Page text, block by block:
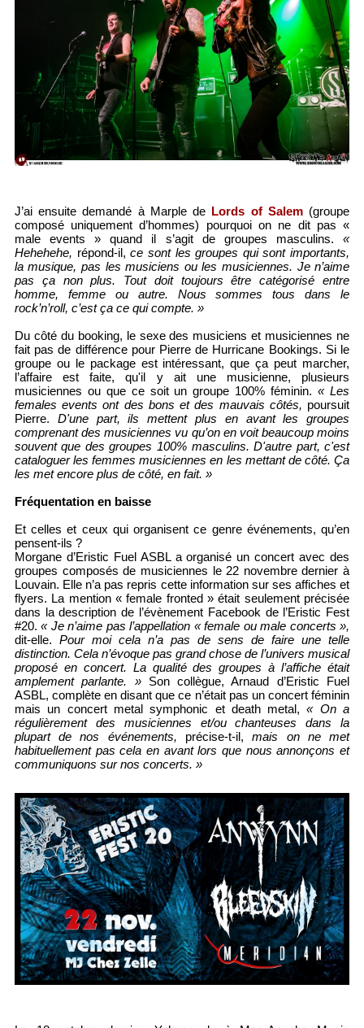
J’ai ensuite demandé à Marple de Lords of Salem(groupe
composé uniquement d’hommes) pourquoi on ne dit pas «
male events » quand il s’agit de groupes masculins.«
Hehehehe, répond-il,ce sont les groupes qui sont importants,
la musique, pas les musiciens ou les musiciennes. Je n’aime
pas ça non plus. Tout doit toujours être catégorisé entre
homme, femme ou autre. Nous sommes tous dans le
rock’n’roll, c’est ça ce qui compte. »
Du côté du booking, le sexe des musiciens et musiciennes ne
fait pas de différence pour Pierre de Hurricane Bookings. Si le
groupe ou le package est intéressant, que ça peut marcher,
l’affaire est faite, qu'il y ait une musicienne, plusieurs
musiciennes ou que ce soit un groupe 100% féminin.« Les
females events ont des bons et des mauvais côtés, poursuit
Pierre. D'une part, ils mettent plus en avant les groupes
comprenant des musiciennes vu qu’on en voit beaucoup moins
souvent que des groupes 100% masculins. D'autre part, c'est
cataloguer les femmes musiciennes en les mettant de côté. Ça
les met encore plus de côté, en fait. »
Fréquentation en baisse
Et celles et ceux qui organisent ce genre événements, qu’en
pensent-ils ?
Morgane d’Eristic Fuel ASBL a organisé un concert avec des
groupes composés de musiciennes le 22 novembre dernier à
Louvain. Elle n’a pas repris cette information sur ses affiches et
flyers. La mention « female fronted » était seulement précisée
dans la description de l’évènement Facebook de l’Eristic Fest
#20.« Je n’aime pas l’appellation « female ou male concerts »,
dit-elle. Pour moi cela n’a pas de sens de faire une telle
distinction. Cela n’évoque pas grand chose de l’univers musical
proposé en concert. La qualité des groupes à l’affiche était
amplement parlante. »Son collègue, Arnaud d’Eristic Fuel
ASBL, complète en disant que ce n’était pas un concert féminin
mais un concert metal symphonic et death metal,« On a
régulièrement des musiciennes et/ou chanteuses dans la
plupart de nos événements, précise-t-il,mais on ne met
habituellement pas cela en avant lors que nous annonçons et
communiquons sur nos concerts. »